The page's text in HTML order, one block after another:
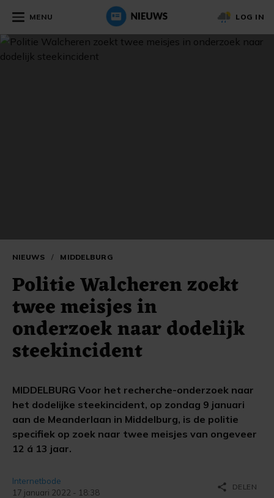
MENU LOG IN
NIEUWS / MIDDELBURG
Politie Walcheren zoekt
twee meisjes in
onderzoek naar dodelijk
steekincident
MIDDELBURG Voor het recherche-onderzoek naar
het dodelijke steekincident, op zondag 9 januari
aan de Meanderlaan in Middelburg, is de politie
specifiek op zoek naar twee meisjes van ongeveer
12 á 13 jaar.
Internetbode
17 januari 2022 - 18:38
share DELEN